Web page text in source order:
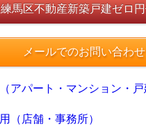
練馬区不動産新築戸建ゼロ
メールでのお問い合わせ